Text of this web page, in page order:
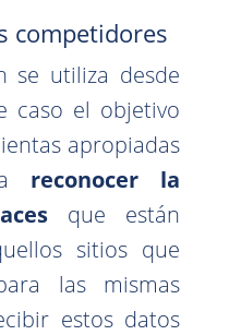
se utiliza desde
caso el objetivo
apropiadas
reconocer la
que están
sitios que
las mismas
estos datos